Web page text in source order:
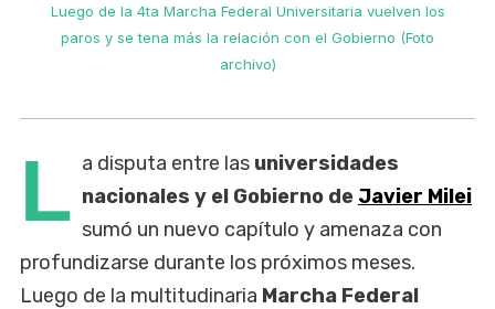
Luego de la 4ta Marcha Federal Universitaria vuelven los
paros y se tena más la relación con el Gobierno (Foto
archivo)
L a disputa entre las universidades
nacionales y el Gobierno de Javier Milei
sumó un nuevo capítulo y amenaza con
profundizarse durante los próximos meses.
Luego de la multitudinaria Marcha Federal